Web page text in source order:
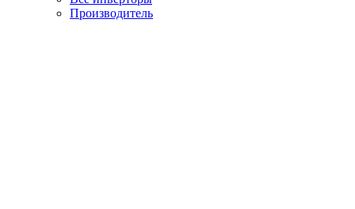
Производитель